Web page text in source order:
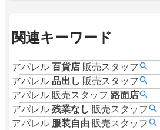
関連キーワード
アパレル 百貨店 販売スタッフ
アパレル 品出し 販売スタッフ
アパレル 販売スタッフ 路面店
アパレル 残業なし 販売スタッフ
アパレル 服装自由 販売スタッフ